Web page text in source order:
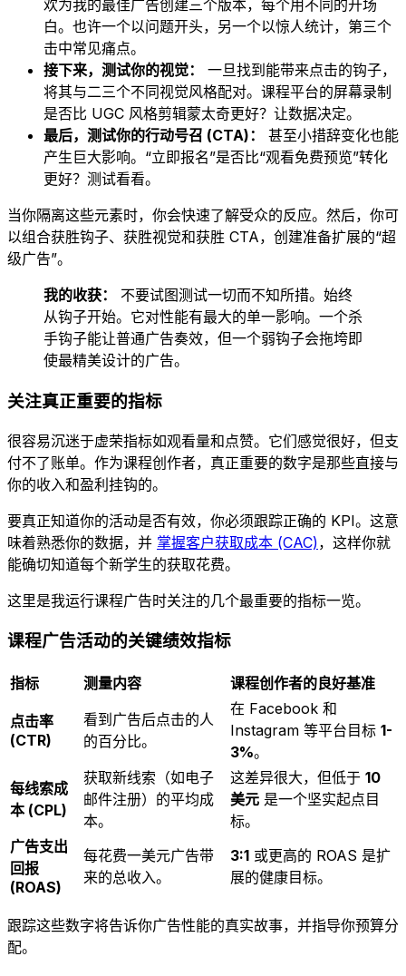
欢为我的最佳广告创建三个版本，每个用不同的开场
白。也许一个以问题开头，另一个以惊人统计，第三个
击中常见痛点。
接下来，测试你的视觉：
一旦找到能带来点击的钩子，
将其与二三个不同视觉风格配对。课程平台的屏幕录制
是否比 UGC 风格剪辑蒙太奇更好？让数据决定。
最后，测试你的行动号召 (CTA)：
甚至小措辞变化也能
产生巨大影响。“立即报名”是否比“观看免费预览”转化
更好？测试看看。
当你隔离这些元素时，你会快速了解受众的反应。然后，你可
以组合获胜钩子、获胜视觉和获胜 CTA，创建准备扩展的“超
级广告”。
我的收获：
不要试图测试一切而不知所措。始终
从钩子开始。它对性能有最大的单一影响。一个杀
手钩子能让普通广告奏效，但一个弱钩子会拖垮即
使最精美设计的广告。
关注真正重要的指标
很容易沉迷于虚荣指标如观看量和点赞。它们感觉很好，但支
付不了账单。作为课程创作者，真正重要的数字是那些直接与
你的收入和盈利挂钩的。
要真正知道你的活动是否有效，你必须跟踪正确的 KPI。这意
味着熟悉你的数据，并 掌握客户获取成本 (CAC)，这样你就
能确切知道每个新学生的获取花费。
这里是我运行课程广告时关注的几个最重要的指标一览。
课程广告活动的关键绩效指标
指标 测量内容 课程创作者的良好基准
点击率
(CTR)
看到广告后点击的人
的百分比。
在 Facebook 和
Instagram 等平台目标 1-
3%。
每线索成
本 (CPL)
获取新线索（如电子
邮件注册）的平均成
本。
这差异很大，但低于 10
美元 是一个坚实起点目
标。
广告支出
回报
(ROAS)
每花费一美元广告带
来的总收入。
3:1 或更高的 ROAS 是扩
展的健康目标。
跟踪这些数字将告诉你广告性能的真实故事，并指导你预算分
配。